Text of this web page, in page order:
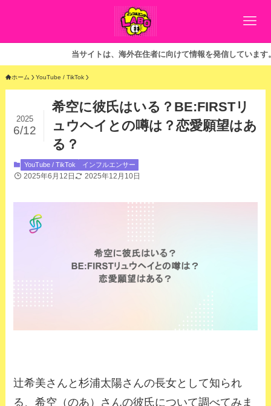
当サイトは、海外在住者に向けて情報を発信しています。
ホーム YouTube / TikTok
希空に彼氏はいる？BE:FIRSTリ
ュウヘイとの噂は？恋愛願望はあ
る？
2025
6/12
YouTube / TikTok インフルエンサー
2025年6月12日 2025年12月10日
辻希美さんと杉浦太陽さんの長女として知られ
る、希空（のあ）さんの彼氏について調べてみま